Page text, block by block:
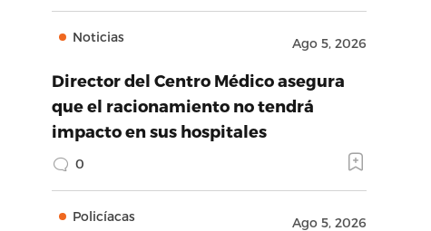
Noticias Ago 5, 2026
Director del Centro Médico asegura
que el racionamiento no tendrá
impacto en sus hospitales
0
Policíacas Ago 5, 2026